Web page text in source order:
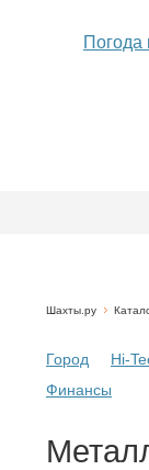
Погода
Шахты.ру
Город Hi-
Финансы